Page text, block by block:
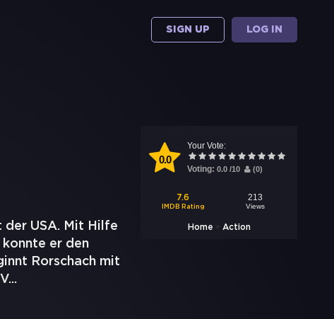
SIGN UP LOG IN
0.0
Your Vote:
Voting: 0.0 /10 (0)
7.6
IMDB Rating
213
Views
Home > Action
der USA. Mit Hilfe
er den
Rorschach mit
...